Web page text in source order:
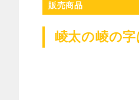
販売商品
崚太の崚の